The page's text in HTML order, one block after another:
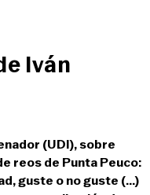
Iván
(UDI), sobre
reos de Punta Peuco:
guste o no guste (...)